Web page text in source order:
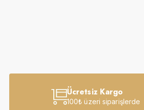
Ücretsiz Kargo
100₺ üzeri siparişlerde